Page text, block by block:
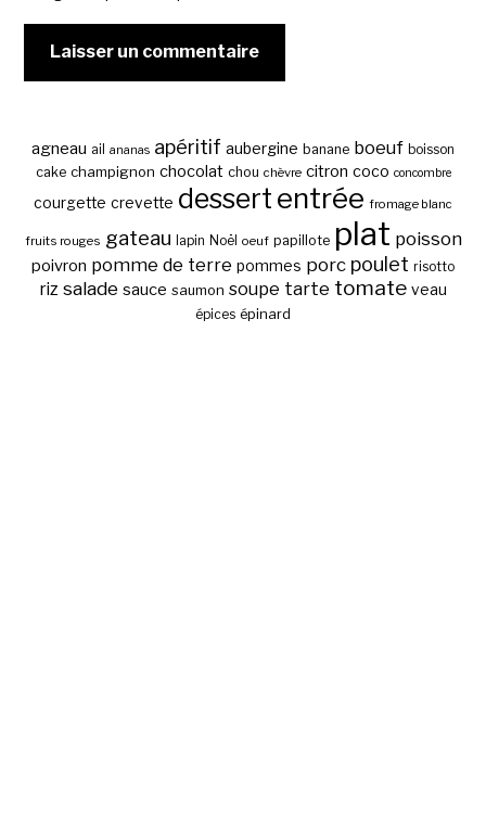
agneau ail ananas apéritif aubergine banane boeuf boisson
cake champignon chocolat chou chèvre citron coco concombre
courgette crevette dessert entrée fromage blanc
fruits rouges gateau lapin Noël oeuf papillote plat poisson
poivron pomme de terre pommes porc poulet risotto
riz salade sauce saumon soupe tarte tomate veau
épices épinard